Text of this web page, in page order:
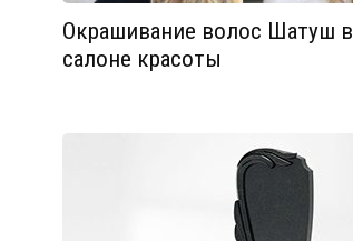
Окрашивание волос Шатуш в
салоне красоты